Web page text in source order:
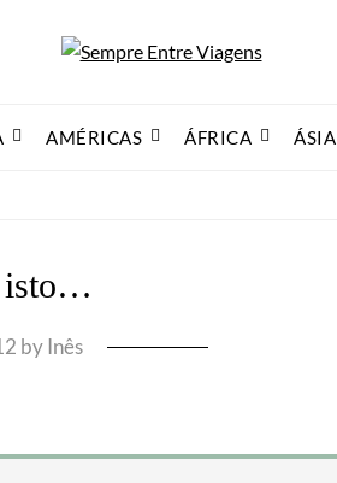
AMÉRICAS ÁFRICA ÁSIA
isto…
byInês